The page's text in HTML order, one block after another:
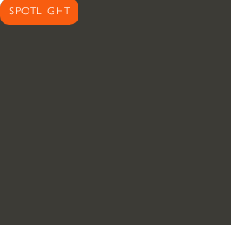
SPOTLIGHT